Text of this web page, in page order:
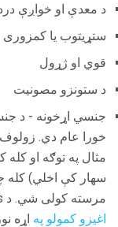
د معدې او خواږې
ستړیتوب یا کمزوری
قوي او ژړول
د ستونزو مصونیت
خورا عام دي. زولوف
مثال په توګه او
سهار کې اخلي) کله
مرسته کولی شي. د Antidepressants په اړه
اغیزو کمولو په اړه